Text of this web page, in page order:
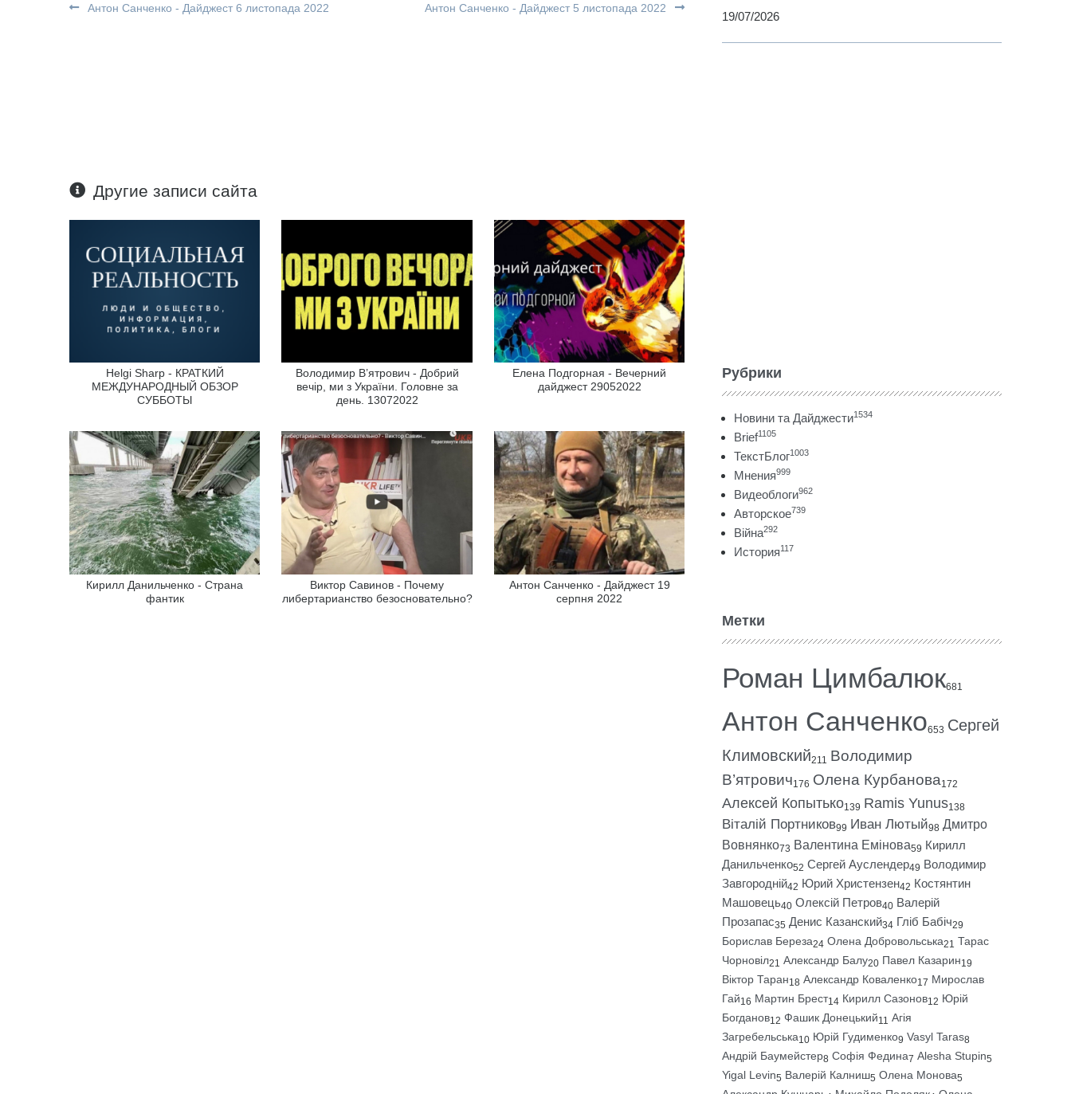
Антон Санченко - Дайджест 6 листопада 2022 Антон Санченко - Дайджест 5 листопада 2022
Другие записи сайта
Helgi Sharp - КРАТКИЙ
МЕЖДУНАРОДНЫЙ ОБЗОР
СУББОТЫ
Володимир В’ятрович - Добрий
вечір, ми з України. Головне за
день. 13072022
Елена Подгорная - Вечерний
дайджест 29052022
Кирилл Данильченко - Страна
фантик
Виктор Савинов - Почему
либертарианство безосновательно?
Антон Санченко - Дайджест 19
серпня 2022
19/07/2026
Рубрики
Новини та Дайджести1534
Brief1105
ТекстБлог1003
Мнения999
Видеоблоги962
Авторское739
Війна292
История117
Метки
Роман Цимбалюк681
Антон Санченко653 Сергей
Климовский211 Володимир
В’ятрович176 Олена Курбанова172
Алексей Копытько139 Ramis Yunus138
Віталій Портников99 Иван Лютый98 Дмитро
Вовнянко73 Валентина Емінова59 Кирилл
Данильченко52 Сергей Ауслендер49 Володимир
Завгородній42 Юрий Христензен42 Костянтин
Машовець40 Олексій Петров40 Валерій
Прозапас35 Денис Казанский34 Гліб Бабіч29
Борислав Береза24 Олена Добровольська21 Тарас
Чорновіл21 Александр Балу20 Павел Казарин19
Віктор Таран18 Александр Коваленко17 Мирослав
Гай16 Мартин Брест14 Кирилл Сазонов12 Юрій
Богданов12 Фашик Донецький11 Агія
Загребельська10 Юрій Гудименко9 Vasyl Taras8
Андрій Баумейстер8 Софія Федина7 Alesha Stupin5
Yigal Levin5 Валерій Калниш5 Олена Монова5